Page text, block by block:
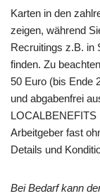
Karten in den
zeigen, während
Recruitings z.B. in
finden. Zu
50 Euro (bis Ende
und abgabenfrei
LOCALBENEFITS
Arbeitgeber fast
Details und
Bei Bedarf kann